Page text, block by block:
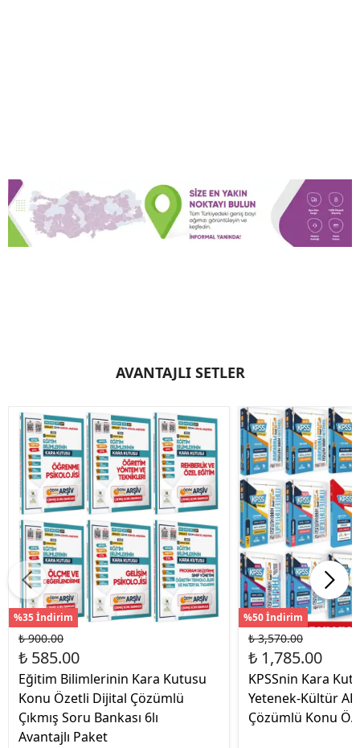
AVANTAJLI SETLER
%35 İndirim
₺ 900.00
₺ 585.00
Eğitim Bilimlerinin Kara Kutusu
Konu Özetli Dijital Çözümlü
Çıkmış Soru Bankası 6lı
Avantajlı Paket
%50 İndirim
₺ 3,570.00
₺ 1,785.00
KPSSnin Kara
Yetenek-Kültür
Çözümlü Konu Ö.